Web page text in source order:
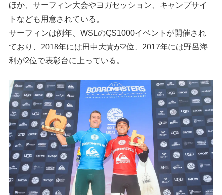
ほか、サーフィン大会やヨガセッション、キャンプサイ
トなども用意されている。
サーフィンは例年、WSLのQS1000イベントが開催され
ており、2018年には田中大貴が2位、2017年には野呂海
利が2位で表彰台に上っている。
FOLLOW US ON